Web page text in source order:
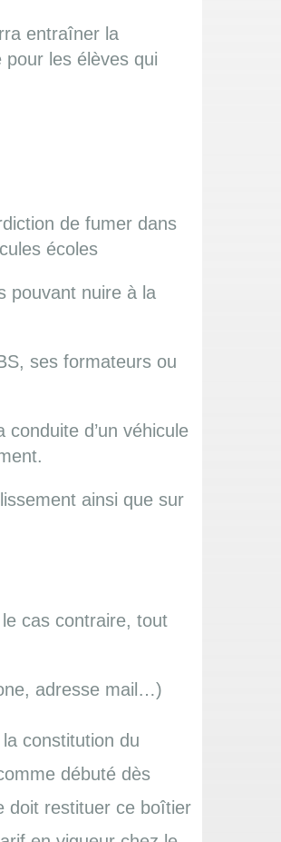
entraîner la
les élèves qui
de fumer dans
écoles
pouvant nuire à la
ses formateurs ou
d’un véhicule
ainsi que sur
le cas contraire, tout
adresse mail…)
constitution du
débuté dès
doit restituer ce boîtier